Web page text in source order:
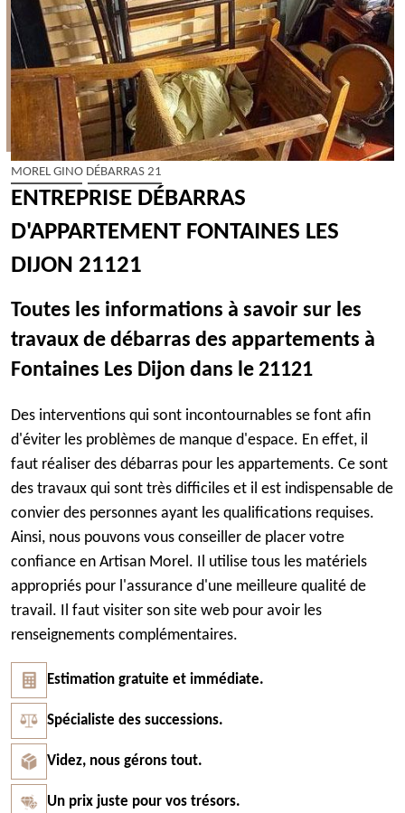
MOREL GINO DÉBARRAS 21
ENTREPRISE DÉBARRAS
D'APPARTEMENT FONTAINES LES
DIJON 21121
Toutes les informations à savoir sur les
travaux de débarras des appartements à
Fontaines Les Dijon dans le 21121
Des interventions qui sont incontournables se font afin
d'éviter les problèmes de manque d'espace. En effet, il
faut réaliser des débarras pour les appartements. Ce sont
des travaux qui sont très difficiles et il est indispensable de
convier des personnes ayant les qualifications requises.
Ainsi, nous pouvons vous conseiller de placer votre
confiance en Artisan Morel. Il utilise tous les matériels
appropriés pour l'assurance d'une meilleure qualité de
travail. Il faut visiter son site web pour avoir les
renseignements complémentaires.
Estimation gratuite et immédiate.
Spécialiste des successions.
Videz, nous gérons tout.
Un prix juste pour vos trésors.